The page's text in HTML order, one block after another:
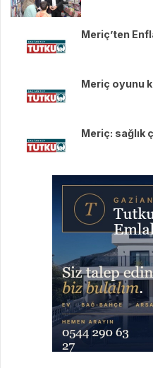
Meriç’ten
Meriç oyunu
Meriç: sağlık